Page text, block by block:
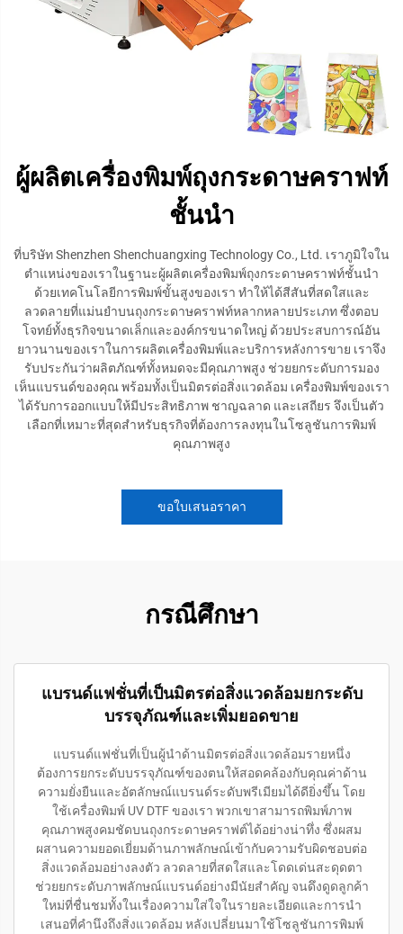
ผู้ผลิตเครื่องพิมพ์ถุงกระดาษคราฟท์
ชั้นนำ
ที่บริษัท Shenzhen Shenchuangxing Technology Co., Ltd. เราภูมิใจใน
ตำแหน่งของเราในฐานะผู้ผลิตเครื่องพิมพ์ถุงกระดาษคราฟท์ชั้นนำ
ด้วยเทคโนโลยีการพิมพ์ขั้นสูงของเรา ทำให้ได้สีสันที่สดใสและ
ลวดลายที่แม่นยำบนถุงกระดาษคราฟท์หลากหลายประเภท ซึ่งตอบ
โจทย์ทั้งธุรกิจขนาดเล็กและองค์กรขนาดใหญ่ ด้วยประสบการณ์อัน
ยาวนานของเราในการผลิตเครื่องพิมพ์และบริการหลังการขาย เราจึง
รับประกันว่าผลิตภัณฑ์ทั้งหมดจะมีคุณภาพสูง ช่วยยกระดับการมอง
เห็นแบรนด์ของคุณ พร้อมทั้งเป็นมิตรต่อสิ่งแวดล้อม เครื่องพิมพ์ของเรา
ได้รับการออกแบบให้มีประสิทธิภาพ ชาญฉลาด และเสถียร จึงเป็นตัว
เลือกที่เหมาะที่สุดสำหรับธุรกิจที่ต้องการลงทุนในโซลูชันการพิมพ์
คุณภาพสูง
ขอใบเสนอราคา
กรณีศึกษา
แบรนด์แฟชั่นที่เป็นมิตรต่อสิ่งแวดล้อมยกระดับ
บรรจุภัณฑ์และเพิ่มยอดขาย
แบรนด์แฟชั่นที่เป็นผู้นำด้านมิตรต่อสิ่งแวดล้อมรายหนึ่ง
ต้องการยกระดับบรรจุภัณฑ์ของตนให้สอดคล้องกับคุณค่าด้าน
ความยั่งยืนและอัตลักษณ์แบรนด์ระดับพรีเมียมได้ดียิ่งขึ้น โดย
ใช้เครื่องพิมพ์ UV DTF ของเรา พวกเขาสามารถพิมพ์ภาพ
คุณภาพสูงคมชัดบนถุงกระดาษคราฟต์ได้อย่างน่าทึ่ง ซึ่งผสม
ผสานความยอดเยี่ยมด้านภาพลักษณ์เข้ากับความรับผิดชอบต่อ
สิ่งแวดล้อมอย่างลงตัว ลวดลายที่สดใสและโดดเด่นสะดุดตา
ช่วยยกระดับภาพลักษณ์แบรนด์อย่างมีนัยสำคัญ จนดึงดูดลูกค้า
ใหม่ที่ชื่นชมทั้งในเรื่องความใส่ใจในรายละเอียดและการนำ
เสนอที่คำนึงถึงสิ่งแวดล้อม หลังเปลี่ยนมาใช้โซลูชันการพิมพ์